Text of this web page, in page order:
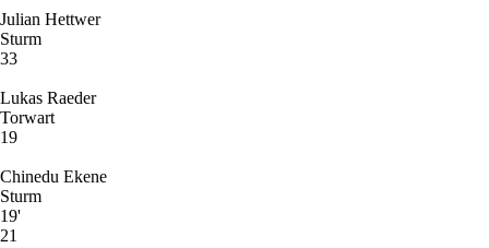
Julian Hettwer
Sturm
33
Lukas Raeder
Torwart
19
Chinedu Ekene
Sturm
19'
21